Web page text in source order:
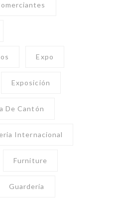
Expo
Exposición
De Cantón
Internacional
Furniture
Guardería